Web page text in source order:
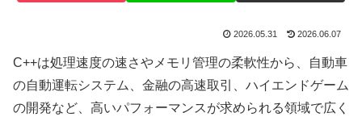
2026.05.31 2026.06.07
C++は処理速度の速さやメモリ管理の柔軟性から、自動車
の自動運転システム、金融の高速取引、ハイエンドゲーム
の開発など、高いパフォーマンスが求められる領域で広く